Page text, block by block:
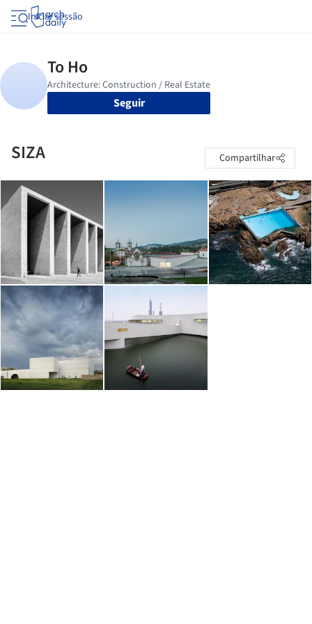
Iniciar sessão
Seguir
SIZA Compartilhar